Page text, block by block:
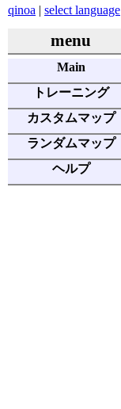
qinoa | select language
menu
Main
トレーニング
カスタムマップ
ランダムマップ
ヘルプ